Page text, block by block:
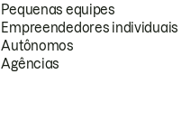
Pequenas equipes
Empreendedores individuais
Autônomos
Agências